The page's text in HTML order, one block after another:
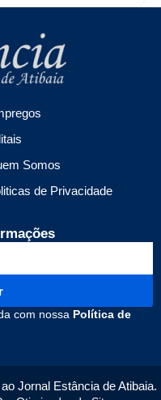
Somos
de Privacidade
com nossa Política de
Jornal Estância de Atibaia.